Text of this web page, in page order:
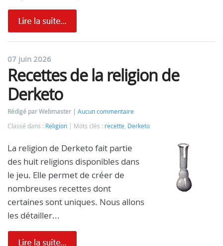
07 juin 2026
Recettes de la religion de
Derketo
Rédigé par Webmaster
Aucun commentaire
Classé dans : Religion Mots clés : recette, Derketo
La religion de Derketo fait partie
des huit religions disponibles dans
le jeu. Elle permet de créer de
nombreuses recettes dont
certaines sont uniques. Nous allons
les détailler...